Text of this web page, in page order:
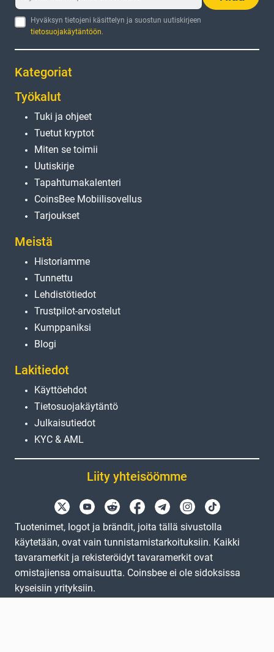
Hyväksyn tietojeni käsittelyn ja suostun uutiskirjeen
tietosuojakäytäntöön.
Kategoriat
Työkalut
Tuki ja ohjeet
Tuetut kryptot
Miten se toimii
Uutiskirje
Tapahtumakalenteri
CoinsBee Mobiilisovellus
Tarjoukset
Meistä
Historiamme
Tunnettu
Lehdistötiedot
Trustpilot-arvostelut
Kumppaniksi
Blogi
Lakitiedot
Käyttöehdot
Tietosuojakäytäntö
Julkaisutiedot
KYC & AML
Liity yhteisöömme
Tuotenimet, logot ja brändit, joita tällä sivustolla
käytetään, ovat vain tunnistamistarkoituksiin. Kaikki
tavaramerkit ja rekisteröidyt tavaramerkit ovat
omistajiensa omaisuutta. Coinsbee ei ole sidoksissa
kyseisiin yrityksiin.